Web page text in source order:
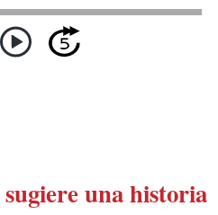
sugiere una historia